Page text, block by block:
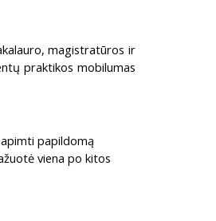
magistratūros ir
praktikos mobilumas
papildomą
viena po kitos